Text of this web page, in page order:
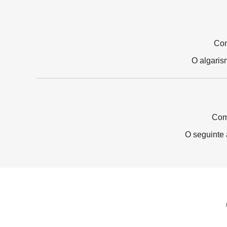
O
O seguinte